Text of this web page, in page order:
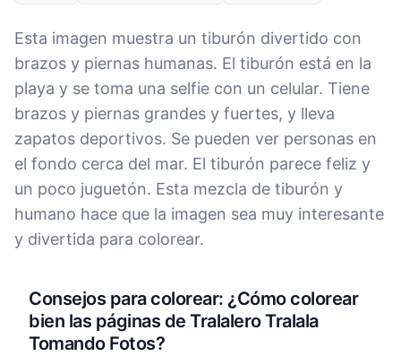
Esta imagen muestra un tiburón divertido con
brazos y piernas humanas. El tiburón está en la
playa y se toma una selfie con un celular. Tiene
brazos y piernas grandes y fuertes, y lleva
zapatos deportivos. Se pueden ver personas en
el fondo cerca del mar. El tiburón parece feliz y
un poco juguetón. Esta mezcla de tiburón y
humano hace que la imagen sea muy interesante
y divertida para colorear.
Consejos para colorear: ¿Cómo colorear
bien las páginas de Tralalero Tralala
Tomando Fotos?